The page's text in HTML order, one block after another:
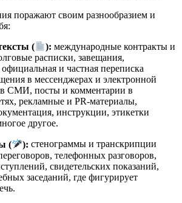
поражают своим разнообразием и
( ): международные контракты и
расписки, завещания,
и частная переписка
в мессенджерах и электронной
в СМИ, посты и комментарии в
рекламные и PR-материалы,
инструкции, этикетки
другое.
( ): стенограммы и транскрипции
телефонных разговоров,
свидетельских показаний,
заседаний, где фигурирует